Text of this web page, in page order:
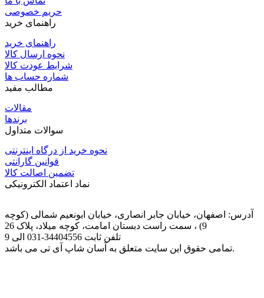
حریم خصوصی
راهنمای خرید
راهنمای خرید
نحوه ارسال کالا
شرایط عودت کالا
شماره حساب ها
مطالب مفید
مقالات
برندها
سوالات متداول
نحوه خرید از درگاه اینترنتی
قوانین گارانتی
تضمین اصالت کالا
نماد اعتماد الکترونیکی
آدرس: اصفهان، خیابان جابر انصاری، خیابان ابونعیم شمالی (کوچه
9) ، سمت راست دبستان امامت، کوچه میلاد، پلاک 26
تلفن ثابت 031-34404556 الی 9
تمامی حقوق این سایت متعلق به آسان شاپ آی تی می باشد.